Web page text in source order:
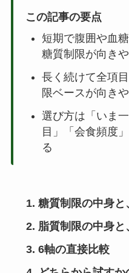
この記事の要点
短期で腹囲や血
糖質制限が向き
長く続けて全項
限ベースが向き
選び方は「いま
目」「会食頻度
る
糖質制限の中身と
脂質制限の中身と
6軸の直接比較